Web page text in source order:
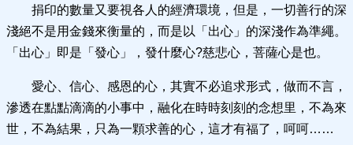
捐印的數量又要視各人的經濟環境，但是，一切善行的深
淺絕不是用金錢來衡量的，而是以「出心」的深淺作為準繩。
「出心」即是「發心」，發什麼心?慈悲心，菩薩心是也。
愛心、信心、感恩的心，其實不必追求形式，做而不言，
滲透在點點滴滴的小事中，融化在時時刻刻的念想里，不為來
世，不為結果，只為一顆求善的心，這才有福了，呵呵……